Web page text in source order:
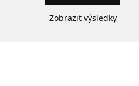
Zobrazit výsledky